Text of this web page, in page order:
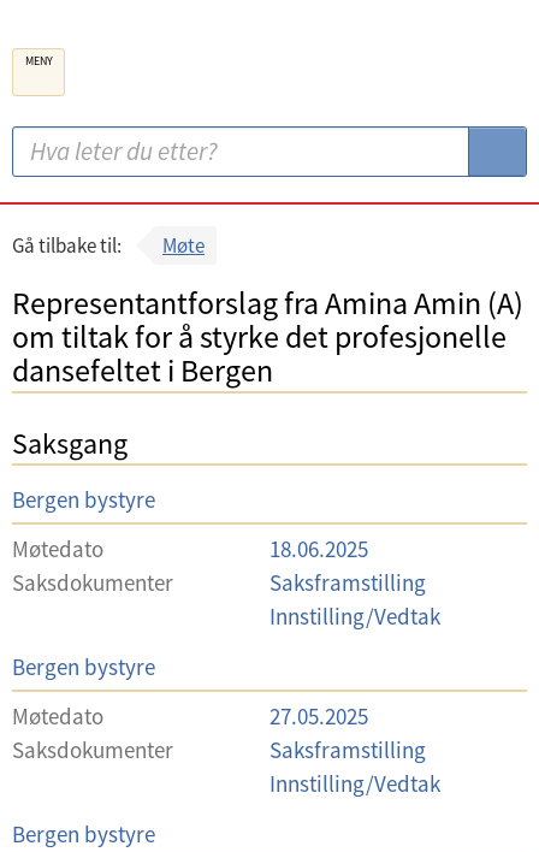
g
e
n
m
m
ø
k
:
S
ø
MENY
Gå tilbake til: Møte
Representantforslag fra Amina Amin (A)
om tiltak for å styrke det profesjonelle
dansefeltet i Bergen
Saksgang
Møtedato 18.06.2025
U
t
v
a
g
Bergen bystyre
Saksdokumenter
Saksframstilling
Innstilling/Vedtak
Møtedato 27.05.2025
U
t
v
a
g
Bergen bystyre
Saksdokumenter
Saksframstilling
Innstilling/Vedtak
U
Bergen bystyre